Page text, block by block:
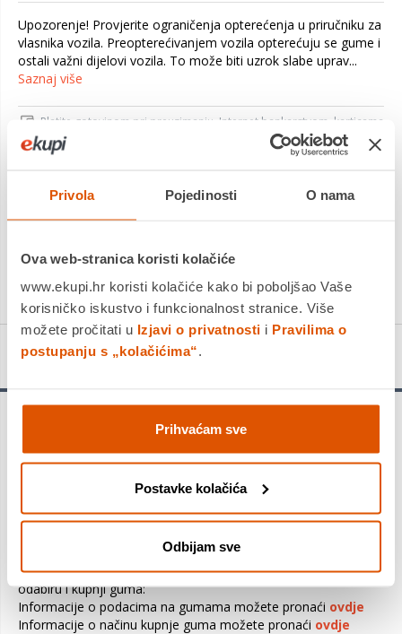
Privola Pojedinosti O nama
Ova web-stranica koristi kolačiće
www.ekupi.hr koristi kolačiće kako bi poboljšao Vaše
korisničko iskustvo i funkcionalnost stranice. Više
možete pročitati u Izjavi o privatnosti i Pravilima o
postupanju s „kolačićima“.
Prihvaćam sve
Postavke kolačića
Odbijam sve
Upozorenje! Provjerite ograničenja opterećenja u priručniku za
vlasnika vozila. Preopterećivanjem vozila opterećuju se gume i
ostali važni dijelovi vozila. To može biti uzrok slabe uprav...
Saznaj više
Platite gotovinom pri preuzimanju, Internet bankarstvom, karticama
jednokratno i na rate
Povrat robe moguć unutar 14 dana
PROIZVOD JE NEDOSTUPAN
Usporedite proizvod
Detalji proizvoda
vozila. Preopterećivanjem vozila opterećuju se gume i ostali
važni dijelovi vozila. To može biti uzrok slabe upravljivosti,
povećane potrošnje goriva i kvara gume. Također može
prouzročiti ozbiljno pucanje, odvajanje dijelova ili "ispuštanje
Ovdje možete pronaći dokumente koji će vam pomoći pri
odabiru i kupnji guma:
Informacije o podacima na gumama možete pronaći ovdje
Informacije o načinu kupnje guma možete pronaći ovdje